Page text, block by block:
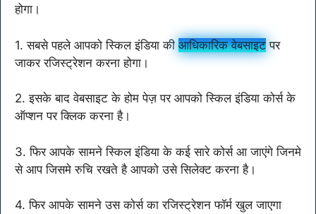
होगा।
1. सबसे पहले आपको स्किल इंडिया की आधिकारिक वेबसाइट पर
जाकर रजिस्ट्रेशन करना होगा।
2. इसके बाद वेबसाइट के होम पेज़ पर आपको स्किल इंडिया कोर्स के
ऑप्शन पर क्लिक करना है।
3. फिर आपके सामने स्किल इंडिया के कई सारे कोर्स आ जाएंगे जिनमे
से आप जिसमे रुचि रखते है आपको उसे सिलेक्ट करना है।
4. फिर आपके सामने उस कोर्स का रजिस्ट्रेशन फॉर्म खुल जाएगा